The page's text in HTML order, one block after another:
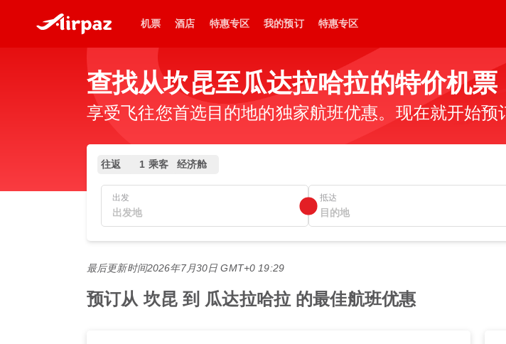
机票 酒店 特惠专区 我的预订 特惠专区
查找从坎昆至瓜达拉哈拉的特价机票
享受飞往您首选目的地的独家航班优惠。现在就开始预
往返 1 乘客 经济舱
出发 抵达
最后更新时间2026年7月30日 GMT+0 19:29
预订从 坎昆 到 瓜达拉哈拉 的最佳航班优惠